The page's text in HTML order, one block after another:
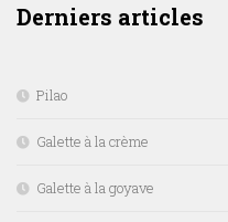
Derniers articles
Pilao
Galette à la crème
Galette à la goyave